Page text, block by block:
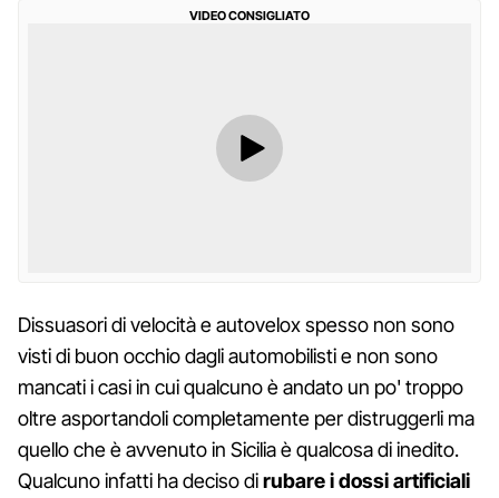
VIDEO CONSIGLIATO
Dissuasori di velocità e autovelox spesso non sono
visti di buon occhio dagli automobilisti e non sono
mancati i casi in cui qualcuno è andato un po' troppo
oltre asportandoli completamente per distruggerli ma
quello che è avvenuto in Sicilia è qualcosa di inedito.
Qualcuno infatti ha deciso dirubare i dossi artificiali